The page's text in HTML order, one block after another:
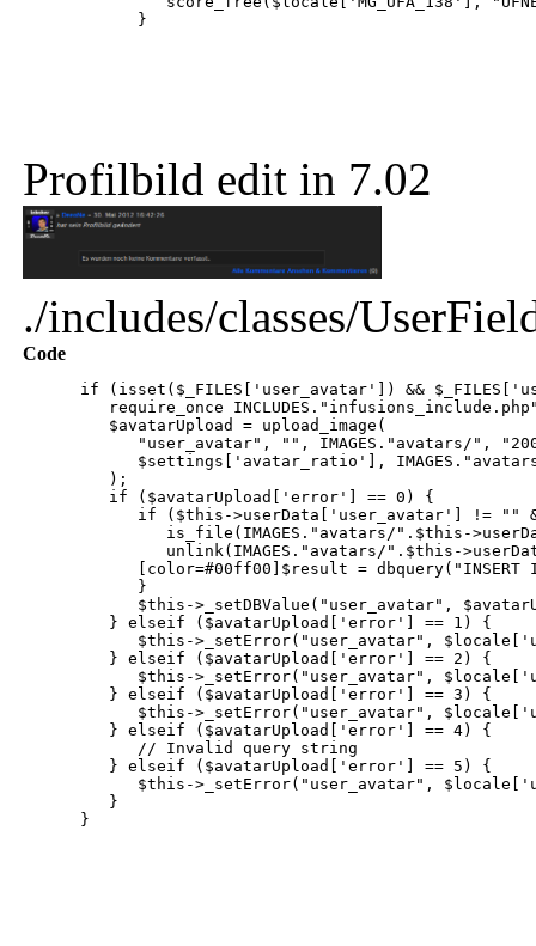
}
Profilbild edit in 7.02
./includes/classes/
Code
if (isset($_FILES['user_avatar']) &&
require_once
$avatarUpload = upload_image(
"user_avatar", "", IMAGES."avatars/",
$settings['avatar_ratio'], IMAGES."avatars/",
);
if ($avatarUpload['error'] == 0) {
if ($this->userData['user_avatar'] != "" &&
is_file(IMAGES."avatars/".$this-
unlink(IMAGES."avatars/".$this-
[color=#00ff00]$result = dbquery("INSERT INTO
}
$this->_setDBValue("user_avatar",
} elseif ($avatarUpload['error'] == 1) {
$this->_setError("user_avatar",
} elseif ($avatarUpload['error'] == 2) {
$this->_setError("user_avatar",
} elseif ($avatarUpload['error'] == 3) {
$this->_setError("user_avatar",
} elseif ($avatarUpload['error'] == 4) {
// Invalid query string
} elseif ($avatarUpload['error'] == 5) {
$this->_setError("user_avatar",
}
}